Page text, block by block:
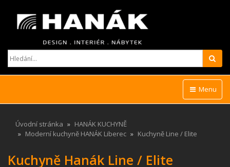
Menu
Úvodní stránka
HANÁK KUCHYNĚ
Moderní kuchyně HANÁK Liberec
Kuchyně Line / Elite
Kuchyně Hanák Line / Elite